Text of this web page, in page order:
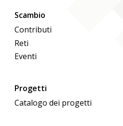
Scambio
Contributi
Reti
Eventi
Progetti
Catalogo dei progetti